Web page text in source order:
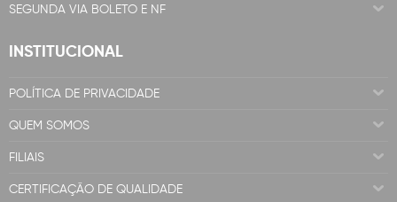
SEGUNDA VIA BOLETO E NF
INSTITUCIONAL
POLÍTICA DE PRIVACIDADE
QUEM SOMOS
FILIAIS
CERTIFICAÇÃO DE QUALIDADE